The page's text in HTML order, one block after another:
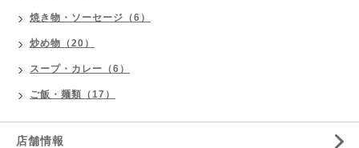
焼き物・ソーセージ（6）
炒め物（20）
スープ・カレー（6）
ご飯・麺類（17）
店舗情報